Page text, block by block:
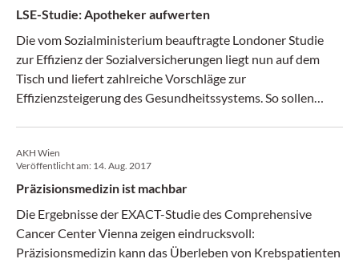
LSE-Studie: Apotheker aufwerten
Die vom Sozialministerium beauftragte Londoner Studie
zur Effizienz der Sozialversicherungen liegt nun auf dem
Tisch und liefert zahlreiche Vorschläge zur
Effizienzsteigerung des Gesundheitssystems. So sollen
(Pharmaceutical Tribune 14-15/2017)
AKH Wien
Veröffentlicht am: 14. Aug. 2017
Präzisionsmedizin ist machbar
Die Ergebnisse der EXACT-Studie des Comprehensive
Cancer Center Vienna zeigen eindrucksvoll:
Präzisionsmedizin kann das Überleben von Krebspatienten